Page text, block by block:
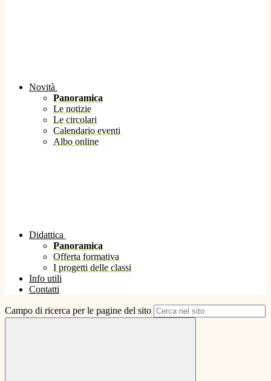
Novità
Panoramica
Le notizie
Le circolari
Calendario eventi
Albo online
Didattica
Panoramica
Offerta formativa
I progetti delle classi
Info utili
Contatti
Campo di ricerca per le pagine del sito